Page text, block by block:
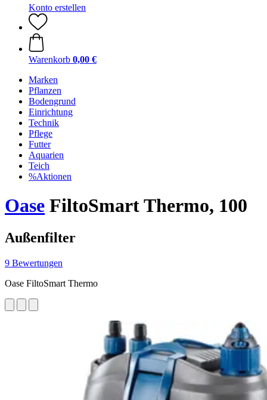
Konto erstellen
Warenkorb 0,00 €
Marken
Pflanzen
Bodengrund
Einrichtung
Technik
Pflege
Futter
Aquarien
Teich
%Aktionen
Oase FiltoSmart Thermo, 100
Außenfilter
9 Bewertungen
Oase FiltoSmart Thermo